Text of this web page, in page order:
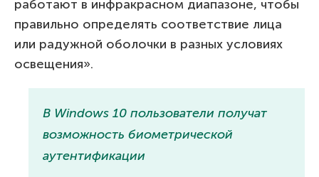
работают в инфракрасном диапазоне, чтобы
правильно определять соответствие лица
или радужной оболочки в разных условиях
освещения».
В Windows 10 пользователи получат
возможность биометрической
аутентификации